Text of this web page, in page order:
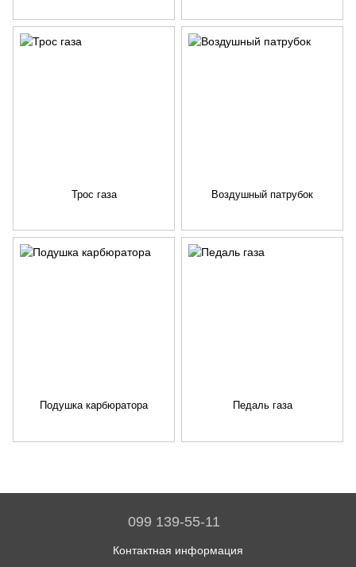
Трос газа Воздушный патрубок
Подушка карбюратора Педаль газа
099 139-55-11
Контактная информация